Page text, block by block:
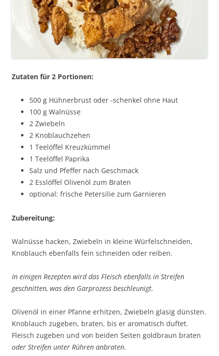
Zutaten für 2 Portionen:
500 g Hühnerbrust oder -schenkel ohne Haut
100 g Walnüsse
2 Zwiebeln
2 Knoblauchzehen
1 Teelöffel Kreuzkümmel
1 Teelöffel Paprika
Salz und Pfeffer nach Geschmack
2 Esslöffel Olivenöl zum Braten
optional: frische Petersilie zum Garnieren
Zubereitung:
Walnüsse hacken, Zwiebeln in kleine Würfelschneiden,
Knoblauch ebenfalls fein schneiden oder reiben.
In einigen Rezepten wird das Fleisch ebenfalls in Streifen
geschnitten, was den Garprozess beschleunigt.
Olivenöl in einer Pfanne erhitzen, Zwiebeln glasig dünsten.
Knoblauch zugeben, braten, bis er aromatisch duftet.
Fleisch zugeben und von beiden Seiten goldbraun braten
oder Streifen unter Rühren anbraten.